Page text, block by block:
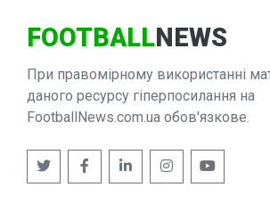
FOOTBALLNEWS
При правомірному використанні
даного ресурсу гіперпосилання на
FootballNews.com.ua обов'язкове.